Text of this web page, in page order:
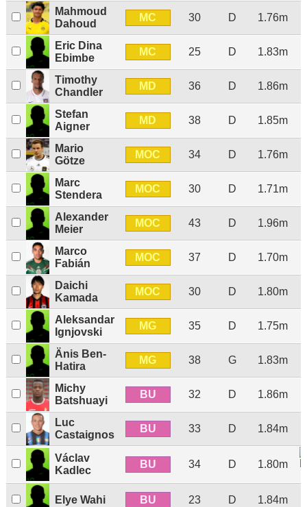
Mahmoud
Dahoud
MC 30 D 1.76m
Eric Dina
Ebimbe
MC 25 D 1.83m
Timothy
Chandler
MD 36 D 1.86m
Stefan
Aigner
MD 38 D 1.85m
Mario
Götze
MOC 34 D 1.76m
Marc
Stendera
MOC 30 D 1.71m
Alexander
Meier
MOC 43 D 1.96m
Marco
Fabián
MOC 37 D 1.70m
Daichi
Kamada
MOC 30 D 1.80m
Aleksandar
Ignjovski
MG 35 D 1.75m
Änis Ben-
Hatira
MG 38 G 1.83m
Michy
Batshuayi
BU 32 D 1.86m
Luc
Castaignos
BU 33 D 1.84m
Václav
Kadlec
BU 34 D 1.80m
Elye Wahi BU 23 D 1.84m